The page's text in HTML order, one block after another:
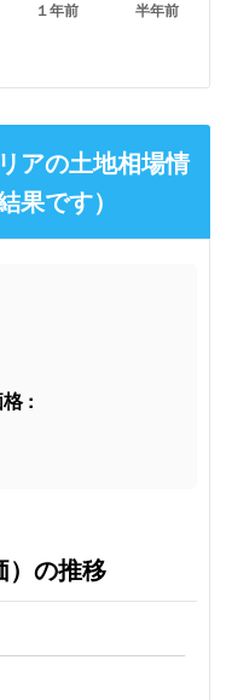
１年前 半年前
アの土地相場情
果です）
:
）の推移